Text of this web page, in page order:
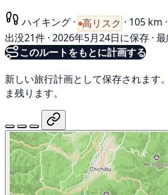
ハイキング · 高リスク · 105 km ·
出没21件 · 2026年5月24日に保存 ·
このルートをもとに計画する
新しい旅行計画として保存されます
ま残ります。